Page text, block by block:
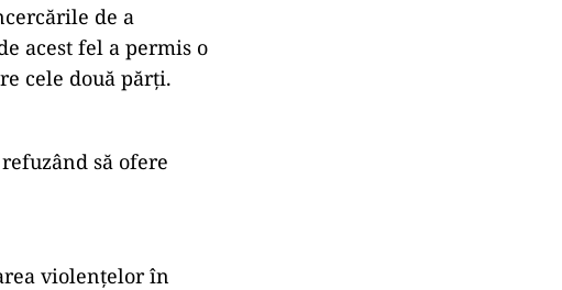
de a
acest fel a permis o
cele două părți.
să ofere
violențelor în